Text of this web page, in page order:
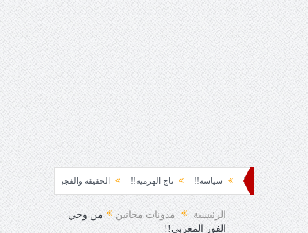
نشوة!! سياسة!! تاج الهرمية!! الحقيقة والفجيعة!! لِقاءُ في
الفرح المفاجئ!
الرئيسية مدونات مجانين
من وحي
الفوز المغربي!!